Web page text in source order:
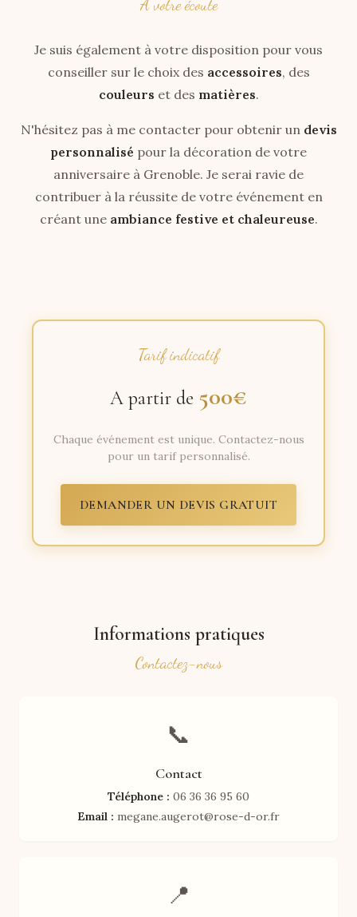
À votre écoute
Je suis également à votre disposition pour vous
conseiller sur le choix des accessoires, des
couleurs et des matières.
N'hésitez pas à me contacter pour obtenir un devis
personnalisé pour la décoration de votre
anniversaire à Grenoble. Je serai ravie de
contribuer à la réussite de votre événement en
créant une ambiance festive et chaleureuse.
Tarif indicatif
A partir de 500€
Chaque événement est unique. Contactez-nous
pour un tarif personnalisé.
DEMANDER UN DEVIS GRATUIT
Informations pratiques
Contactez-nous
📞
Contact
Téléphone : 06 36 36 95 60
Email : megane.augerot@rose-d-or.fr
📍